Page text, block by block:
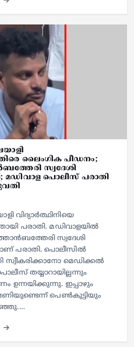
ലൈംഗിക പീഡനം;
സ്വദേശി
പൊലീസ് പരാതി
വിദ്യാര്‍ത്ഥിനിയെ
പരാതി. മഡിവാളയില്‍
സ്വദേശി
പരാതി. പൊലീസില്‍
സ്വീകരിക്കാനോ മെഡിക്കല്‍
തയ്യാറായില്ലന്നും
ഉന്നയിക്കുന്നു. ഇപ്പാഴും
പെണ്‍കുട്ടിയും